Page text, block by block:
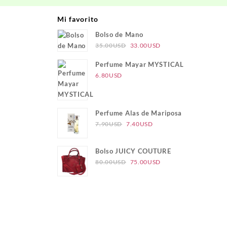
Mi favorito
Bolso de Mano
35.00USD
El
original
33.00USD
actual
Perfume Mayar MYSTICAL
6.80USD
Perfume Alas de Mariposa
7.90USD El
era:
7.90USD.
7.40USDEl
es:
7.40USD.
Bolso JUICY COUTURE
80.00USD El
75.00USD